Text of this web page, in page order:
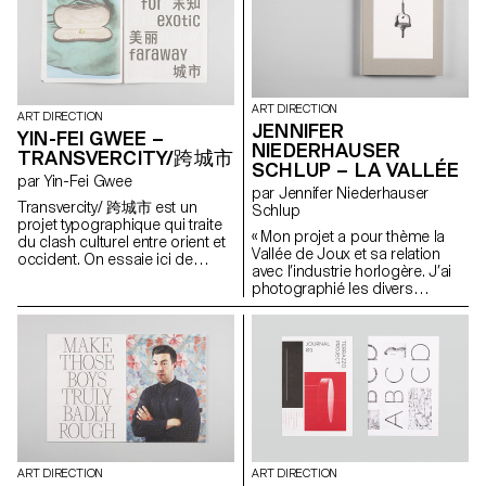
autoroutes à seize voies, à la
manières de villes comme Los
Angeles, et où il est fréquent de
rouler des heures pour aller
travailler dans l'émirat voisin.
compétition pour avoir la plus
incroyable fait rage et ce jusque
dans les inscriptions des
plaques d'immatriculation. La
voiture est une manière de
s'affirmer, de draguer, et bien
entendu d'afficher sa classe
sociale dans un monde où il
est interdit d'approcher
directement une femme et où
pour les hommes, l'abaya pour
voulu documenter la soudaine
modernisation des E.A.U. et sa
conséquence sur les culture
nomade et ornementale, qui
sont l'héritage ancestral propre
à ces pays. Entre désert et
Gotham City, Islam et pouvoir
d'achat.
obstacle identitaire et culturel; il
raconter ce trouble sous la
forme d'un voyage onirique. Yo
soy de Las Vegas définit
l'identité et la culture comme
des constructions mentales
empiriques, une forme
d'histoire que l'on se crée, et
non comme des entités
essentielles et immanentes. J'ai
tenté de construire un discours
qui m'est propre à travers un
langage composite et
métaphorique afin de réifier et
réinterpréter ces diverses
visions de l'Espagne.
ART DIRECTION
YIN-FEI GWEE –
TRANSVERCITY/跨城市
par Yin-Fei Gwee
Transvercity/ 跨城市 est un
projet typographique qui traite
du clash culturel entre orient et
occident. On essaie ici de
recherche d'exotisme. L'herbe
voisin? Transvercity explore le
phénomène de distance et sa
représentation abstraite. Pour
ce faire, une police de
caractère bilingue a été créée:
Fexy Sans. La version latine est
origine dans la hauteur fixe des
ART DIRECTION
JENNIFER
NIEDERHAUSER
SCHLUP – LA VALLÉE
par Jennifer Niederhauser
Schlup
« Mon projet a pour thème la
Vallée de Joux et sa relation
avec l’industrie horlogère. J’ai
photographié les divers
aspects de cet endroit, les ai
différent de celui dont on les
voit d’ordinaire. Les
photographies sont
manipulées, retouchées et
mises en scène pour créer une
réalité fabriquée et perturber le
d’un accrochage, ce projet
prend la forme d’un livre.
ART DIRECTION ART DIRECTION